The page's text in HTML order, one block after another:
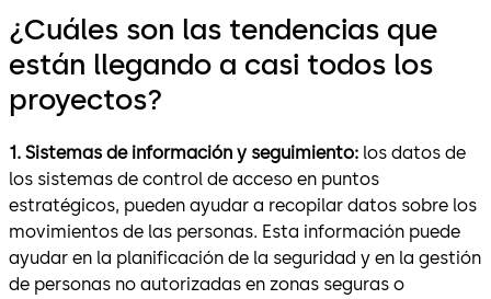
¿Cuáles son las tendencias que
están llegando a casi todos los
proyectos?
1. Sistemas de información y seguimiento: los datos de
los sistemas de control de acceso en puntos
estratégicos, pueden ayudar a recopilar datos sobre los
movimientos de las personas. Esta información puede
ayudar en la planificación de la seguridad y en la gestión
de personas no autorizadas en zonas seguras o